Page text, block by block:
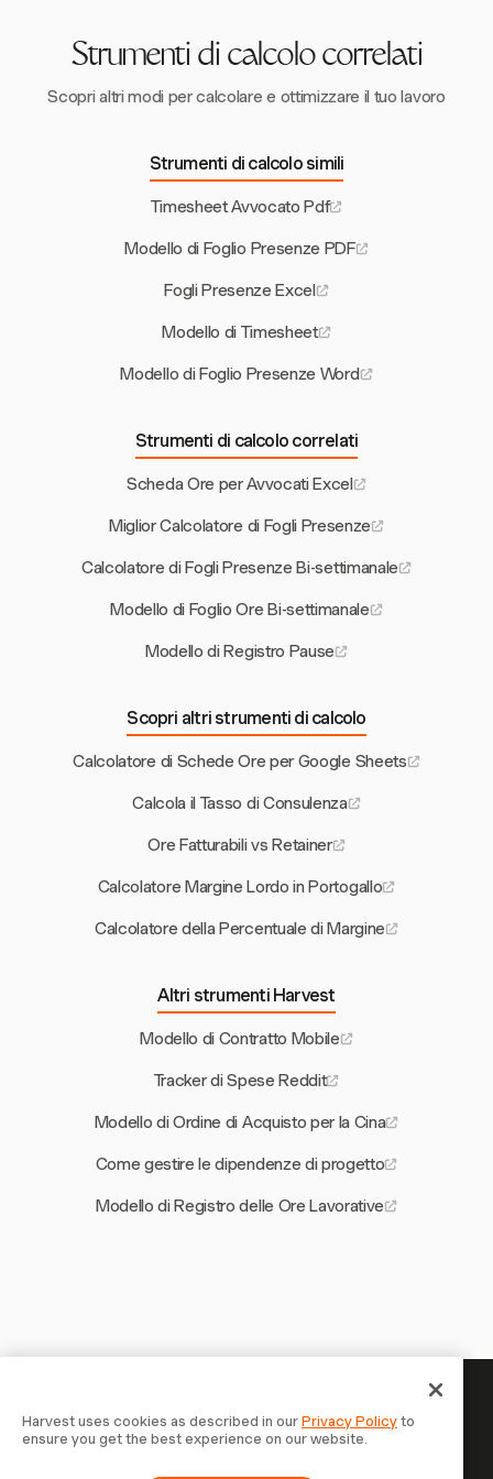
Strumenti di calcolo correlati
Scopri altri modi per calcolare e ottimizzare il tuo lavoro
Strumenti di calcolo simili
Timesheet Avvocato Pdf
Modello di Foglio Presenze PDF
Fogli Presenze Excel
Modello di Timesheet
Modello di Foglio Presenze Word
Strumenti di calcolo correlati
Scheda Ore per Avvocati Excel
Miglior Calcolatore di Fogli Presenze
Calcolatore di Fogli Presenze Bi-settimanale
Modello di Foglio Ore Bi-settimanale
Modello di Registro Pause
Scopri altri strumenti di calcolo
Calcolatore di Schede Ore per Google Sheets
Calcola il Tasso di Consulenza
Ore Fatturabili vs Retainer
Calcolatore Margine Lordo in Portogallo
Calcolatore della Percentuale di Margine
Altri strumenti Harvest
Modello di Contratto Mobile
Tracker di Spese Reddit
Modello di Ordine di Acquisto per la Cina
Come gestire le dipendenze di progetto
Modello di Registro delle Ore Lavorative
Il tuo tempo merita di essere
tracciato — inizia ora
Harvest uses cookies as described in ourPrivacy Policyto
ensure you get the best experience on our website.